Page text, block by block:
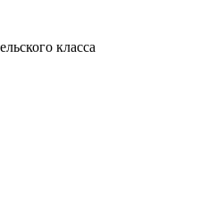
класса